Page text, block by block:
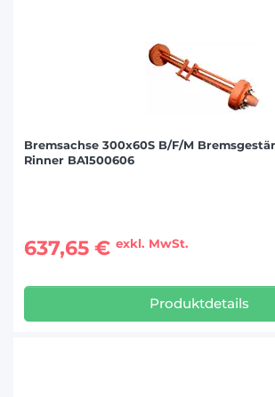
Bremsachse 300x60S B/F/M
Rinner BA1500606
637,65 € exkl. MwSt.
Produktdetails